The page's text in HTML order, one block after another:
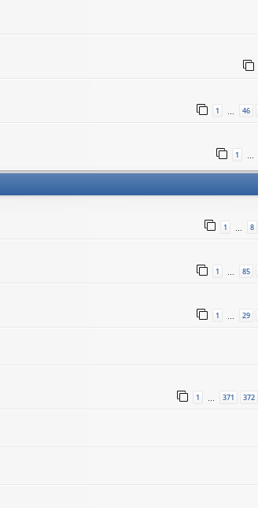
1 … 46
1 …
1 8
1 85
1 29
1 371 372